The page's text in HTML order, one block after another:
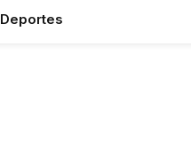
Deportes